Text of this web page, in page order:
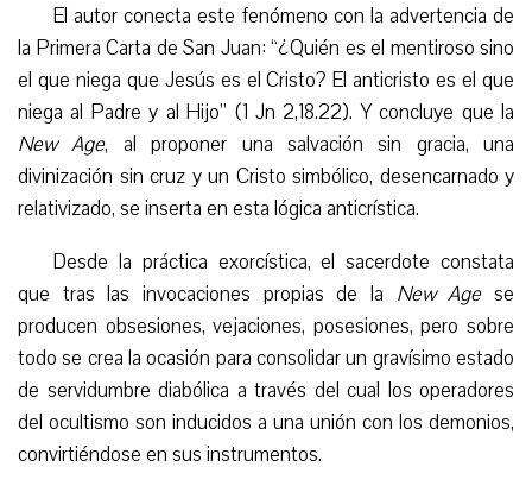
El autor conecta este fenómeno con la advertencia de
la Primera Carta de San Juan: “¿Quién es el mentiroso sino
el que niega que Jesús es el Cristo? El anticristo es el que
niega al Padre y al Hijo” (1 Jn 2,18.22). Y concluye que la
New Age, al proponer una salvación sin gracia, una
divinización sin cruz y un Cristo simbólico, desencarnado y
relativizado, se inserta en esta lógica anticrística.
Desde la práctica exorcística, el sacerdote constata
que tras las invocaciones propias de la New Agese
producen obsesiones, vejaciones, posesiones, pero sobre
todo se crea la ocasión para consolidar un gravísimo estado
de servidumbre diabólica a través del cual los operadores
del ocultismo son inducidos a una unión con los demonios,
convirtiéndose en sus instrumentos.